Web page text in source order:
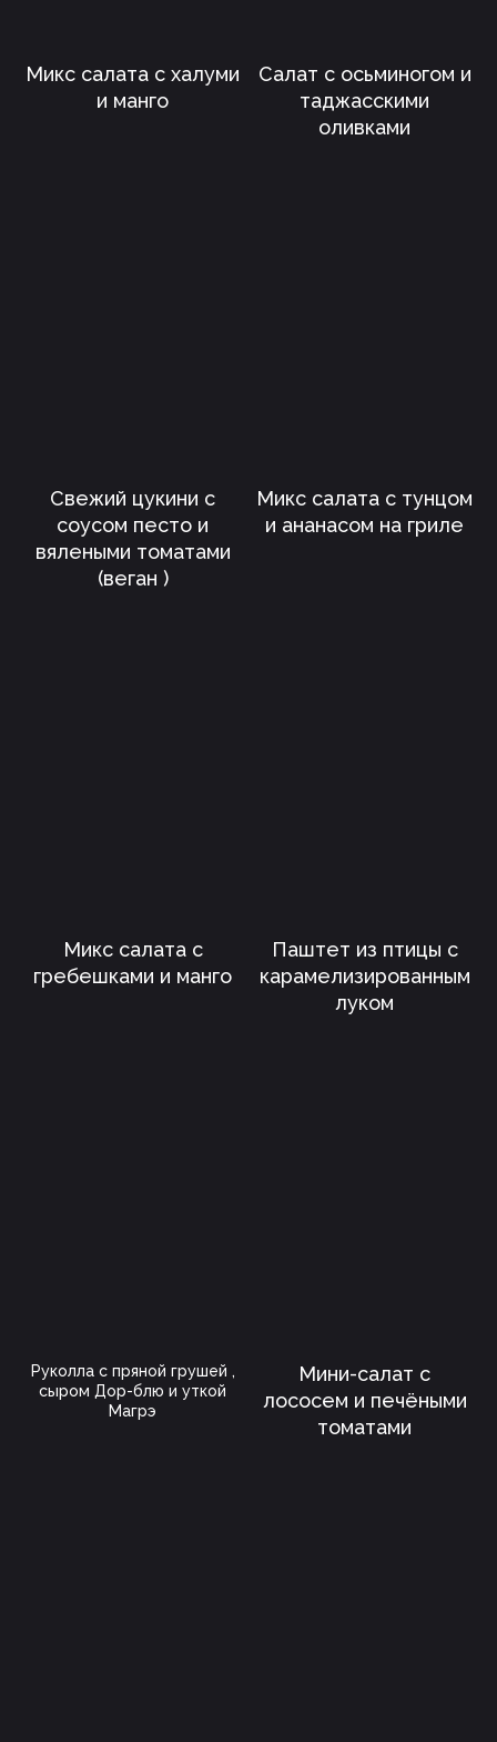
Микс салата с халуми
и манго
Салат с осьминогом и
таджасскими
оливками
Свежий цукини с
соусом песто и
вялеными томатами
(веган )
Микс салата с тунцом
и ананасом на гриле
Микс салата с
гребешками и манго
Паштет из птицы с
карамелизированным
луком
Руколла с пряной грушей ,
сыром Дор-блю и уткой
Магрэ
Мини-салат с
лососем и печёными
томатами
ООО "Смайл Ивент Кейтеринг"
ИНН 7702401373
Политика конфиденциальности
Проведение оплаты
Сертификация